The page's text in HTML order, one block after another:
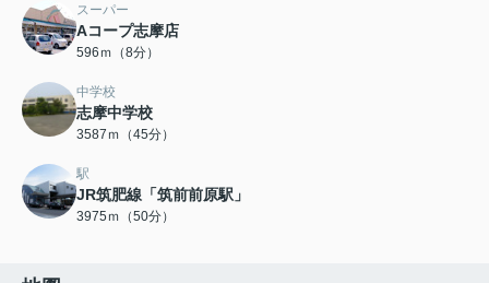
スーパー
Aコープ志摩店
596ｍ（8分）
中学校
志摩中学校
3587ｍ（45分）
駅
JR筑肥線「筑前前原駅」
3975ｍ（50分）